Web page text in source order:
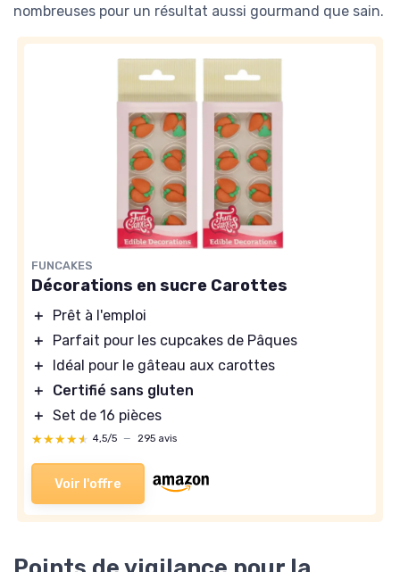
nombreuses pour un résultat aussi gourmand que sain.
FUNCAKES
Décorations en sucre Carottes
＋
Prêt à l'emploi
＋
Parfait pour les cupcakes de Pâques
＋
Idéal pour le gâteau aux carottes
＋
Certifié sans gluten
＋ Set de 16 pièces
★★★★★
★★★★★ 4,5/5 — 295 avis
Voir l'offre